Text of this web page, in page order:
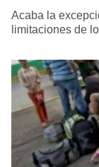
Acaba la
limitaciones de